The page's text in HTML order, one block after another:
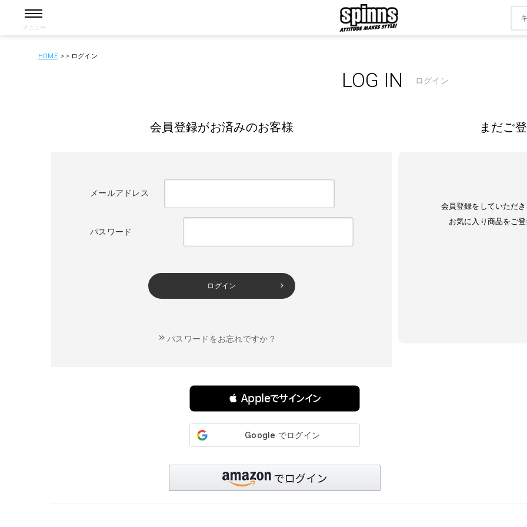
メニュー
HOME ログイン
LOG IN ログイン
会員登録がお済みのお客様
メールアドレス
パスワード
ログイン
パスワードをお忘れですか？
 Appleでサインイン
まだご
会員登録をしていただ
お気に入り商品をご